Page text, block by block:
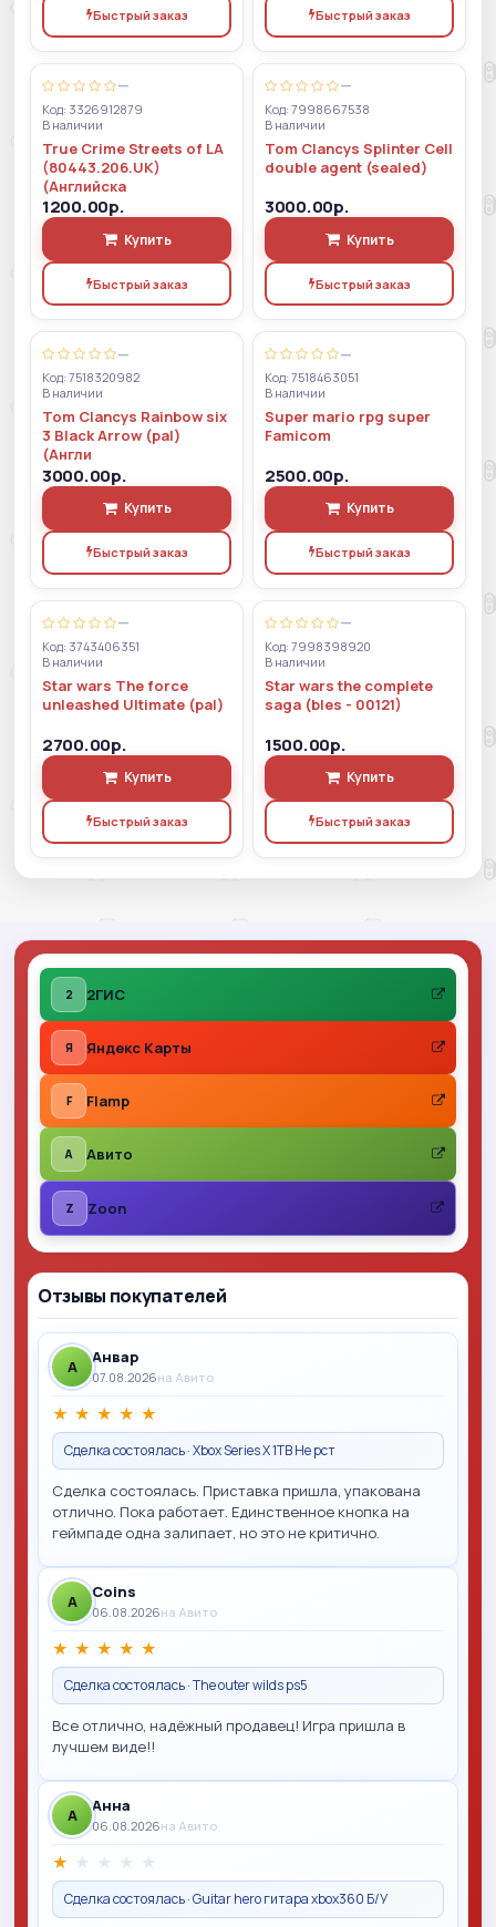
Быстрый заказ Быстрый заказ
—
Код: 3326912879
В наличии
True Crime Streets of LA
(80443.206.UK)
(Английска
1200.00р.
Купить
Быстрый заказ
—
Код: 7998667538
В наличии
Tom Clancys Splinter Cell
double agent (sealed)
3000.00р.
Купить
Быстрый заказ
—
Код: 7518320982
В наличии
Tom Clancys Rainbow six
3 Black Arrow (pal)
(Англи
3000.00р.
Купить
Быстрый заказ
—
Код: 7518463051
В наличии
Super mario rpg super
Famicom
2500.00р.
Купить
Быстрый заказ
—
Код: 3743406351
В наличии
Star wars The force
unleashed Ultimate (pal)
2700.00р.
Купить
Быстрый заказ
—
Код: 7998398920
В наличии
Star wars the complete
saga (bles - 00121)
1500.00р.
Купить
Быстрый заказ
Отзывы покупателей
A Анвар
07.08.2026на Авито
★ ★ ★ ★ ★
Сделка состоялась · Xbox Series X 1TB Не рст
Сделка состоялась. Приставка пришла, упакована
отлично. Пока работает. Единственное кнопка на
геймпаде одна залипает, но это не критично.
A Coins
06.08.2026на Авито
★ ★ ★ ★ ★
Сделка состоялась · The outer wilds ps5
Все отлично, надёжный продавец! Игра пришла в
лучшем виде!!
A Анна
06.08.2026на Авито
★ ★ ★ ★ ★
Сделка состоялась · Guitar hero гитара xbox360 Б/У
2 2ГИС
Я Яндекс Карты
F Flamp
A Авито
Z Zoon